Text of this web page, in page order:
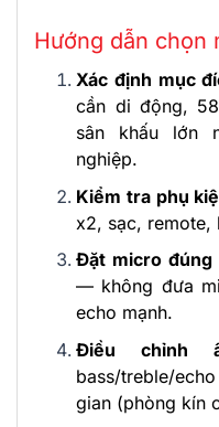
Hướng dẫn chọn
Xác định mục
cần di động,
sân khấu lớn
nghiệp.
Kiểm tra phụ
x2, sạc, remote,
Đặt micro đúng
— không đưa
echo mạnh.
Điều chỉnh
bass/treble/
gian (phòng kín